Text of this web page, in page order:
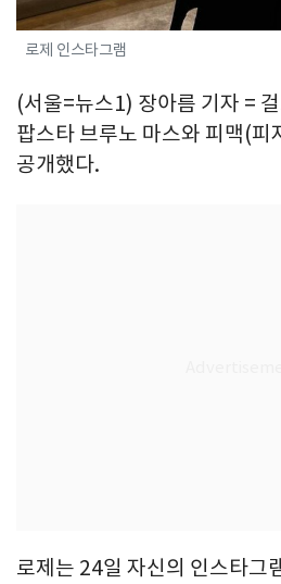
로제 인스타그램
(서울=뉴스1) 장아름 기자 =
팝스타 브루노 마스와 피맥(피
공개했다.
로제는 24일 자신의 인스타그